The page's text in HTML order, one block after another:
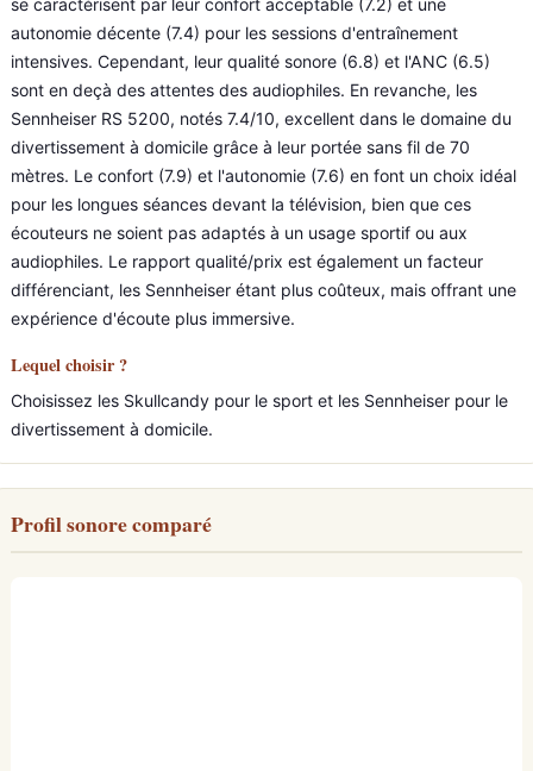
se caractérisent par leur confort acceptable (7.2) et une
autonomie décente (7.4) pour les sessions d'entraînement
intensives. Cependant, leur qualité sonore (6.8) et l'ANC (6.5)
sont en deçà des attentes des audiophiles. En revanche, les
Sennheiser RS 5200, notés 7.4/10, excellent dans le domaine du
divertissement à domicile grâce à leur portée sans fil de 70
mètres. Le confort (7.9) et l'autonomie (7.6) en font un choix idéal
pour les longues séances devant la télévision, bien que ces
écouteurs ne soient pas adaptés à un usage sportif ou aux
audiophiles. Le rapport qualité/prix est également un facteur
différenciant, les Sennheiser étant plus coûteux, mais offrant une
expérience d'écoute plus immersive.
Lequel choisir ?
Choisissez les Skullcandy pour le sport et les Sennheiser pour le
divertissement à domicile.
Profil sonore comparé